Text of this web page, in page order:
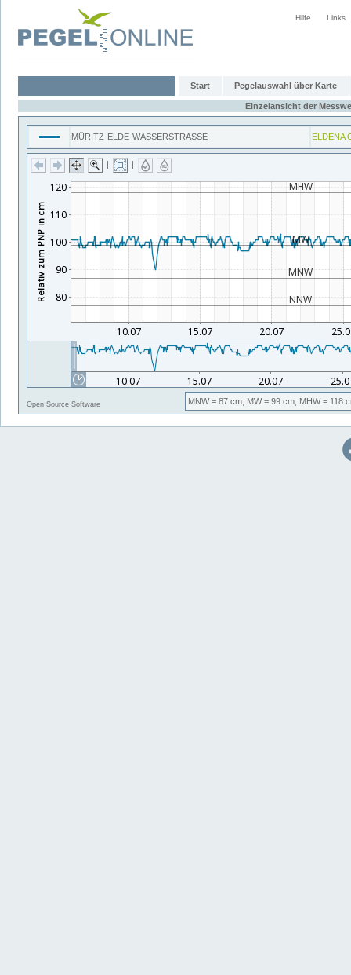
Hilfe Links
Start Pegelauswahl über Karte
Einzelansicht der
MÜRITZ-ELDE-WASSERSTRASSE ELDENA
| |
Open Source Software MNW= 87 cm, MW= 99 cm, MHW= 118